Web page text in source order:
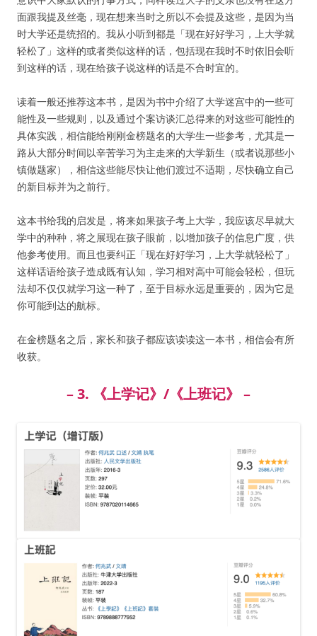
面跟我提及丝毫，现在想来当时之所以不会提及这些，是因为当
时大学还是统招的。我从小听到都是「现在好好学习，上大学就
轻松了」这样的或者类似这样的话，包括现在我时不时依旧会听
到这样的话，现在给孩子说这样的话是不合时宜的。
读着一般还推荐这本书，是因为书中介绍了大学迷宫中的一些可
能性及一些规则，以及通过个案访谈汇总得来的对这些可能性的
具体实践，相信能给刚刚金榜题名的大学生一些参考，尤其是一
路从大部分时间以辛苦学习为主走来的大学新生（或者说那些小
镇做题家），相信这些能尽快让他们渡过不适期，尽快确立自己
的新目标并为之前行。
这本书给我的启发是，将来如果孩子考上大学，我应该尽早就大
学中的种种，将之展现在孩子眼前，以增加孩子的信息广度，供
他参考使用。而且也要纠正「现在好好学习，上大学就轻松了」
这样话语给孩子造成既有认知，学习相对高中可能会轻松，但玩
法却不仅仅就学习这一种了，至于目标永远是重要的，因为它是
你可能到达的航标。
在金榜题名之后，家长和孩子都应该读读这一本书，相信会有所
收获。
– 3. 《上学记》/《上班记》 –